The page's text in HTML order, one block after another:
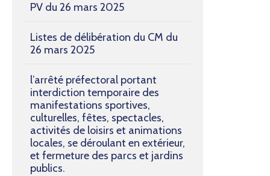
PV du 26 mars 2025
Listes de délibération du CM du
26 mars 2025
l’arrêté préfectoral portant
interdiction temporaire des
manifestations sportives,
culturelles, fêtes, spectacles,
activités de loisirs et animations
locales, se déroulant en extérieur,
et fermeture des parcs et jardins
publics.